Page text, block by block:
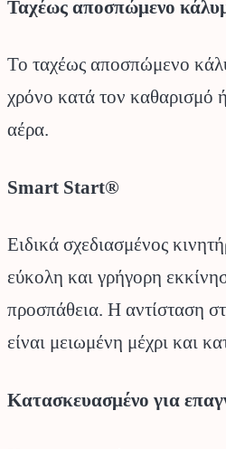
Ταχέως αποσπώμενο
Το ταχέως αποσπώμενο
χρόνο κατά τον καθαρισμό
αέρα.
Smart Start®
Ειδικά σχεδιασμένος
εύκολη και γρήγορη
προσπάθεια. Η αντίσταση
είναι μειωμένη μέχρι και
Κατασκευασμένο για